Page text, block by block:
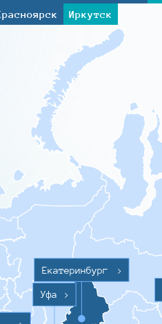
Иркутск
Уфа >
Екатеринбург
>